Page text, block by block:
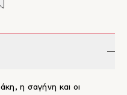
η σαγήνη και οι